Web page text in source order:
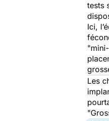
tests
Ici,
"
Les